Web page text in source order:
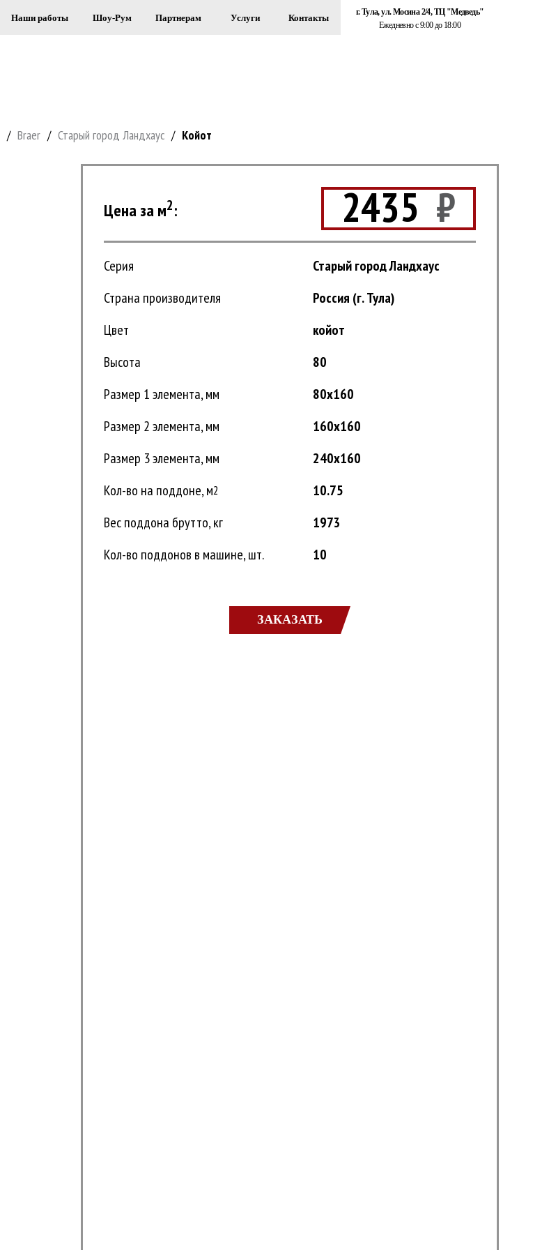
Наши работы Шоу-Рум Партнерам Услуги Контакты
г. Тула, ул. Мосина 2/4, ТЦ "Медведь"
Ежедневно с 9:00 до 18:00
/ Braer / Старый город Ландхаус / Койот
Цена за м2: 2435₽
Серия
Старый город Ландхаус
Страна производителя
Россия (г. Тула)
Цвет
койот
Высота
80
Размер 1 элемента, мм
80х160
Размер 2 элемента, мм
160х160
Размер 3 элемента, мм
240х160
Кол-во на поддоне, м2
10.75
Вес поддона брутто, кг
1973
Кол-во поддонов в машине, шт.
10
ЗАКАЗАТЬ